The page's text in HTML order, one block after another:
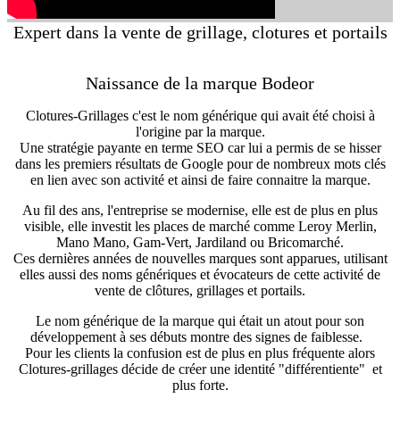
Expert dans la vente de grillage, clotures et portails
Naissance de la marque Bodeor
Clotures-Grillages c'est le nom générique qui avait été choisi à
l'origine par la marque.
Une stratégie payante en terme SEO car lui a permis de se hisser
dans les premiers résultats de Google pour de nombreux mots clés
en lien avec son activité et ainsi de faire connaitre la marque.
Au fil des ans, l'entreprise se modernise, elle est de plus en plus
visible, elle investit les places de marché comme Leroy Merlin,
Mano Mano, Gam-Vert, Jardiland ou Bricomarché.
Ces dernières années de nouvelles marques sont apparues, utilisant
elles aussi des noms génériques et évocateurs de cette activité de
vente de clôtures, grillages et portails.
Le nom générique de la marque qui était un atout pour son
développement à ses débuts montre des signes de faiblesse.
Pour les clients la confusion est de plus en plus fréquente alors
Clotures-grillages décide de créer une identité "différentiente" et
plus forte.